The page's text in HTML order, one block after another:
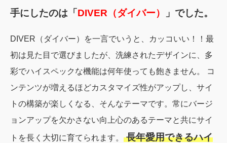
手にしたのは「 DIVER（ダイバー） 」でした。
DIVER（ダイバー）を一言でいうと、カッコいい！！最
初は見た目で選びましたが、洗練されたデザインに、多
彩でハイスペックな機能は何年使っても飽きません。 コ
ンテンツが増えるほどカスタマイズ性がアップし、サイ
トの構築が楽しくなる、そんなテーマです。常にバージ
ョンアップを欠かさない向上心のあるテーマと共にサイ
トを長く大切に育てられます。 長年愛用できるハイ